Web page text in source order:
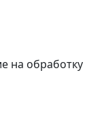
на обработку